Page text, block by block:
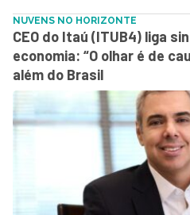
NUVENS NO HORIZONTE
CEO do Itaú (ITUB4) liga
economia: “O olhar é de
além do Brasil